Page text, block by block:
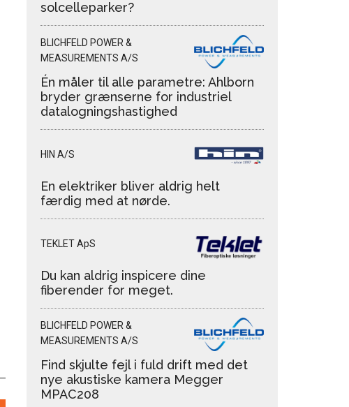
solcelleparker?
BLICHFELD POWER &
MEASUREMENTS A/S
Én måler til alle parametre: Ahlborn
bryder grænserne for industriel
datalogningshastighed
HIN A/S
En elektriker bliver aldrig helt
færdig med at nørde.
TEKLET ApS
Du kan aldrig inspicere dine
fiberender for meget.
BLICHFELD POWER &
MEASUREMENTS A/S
Find skjulte fejl i fuld drift med det
nye akustiske kamera Megger
MPAC208